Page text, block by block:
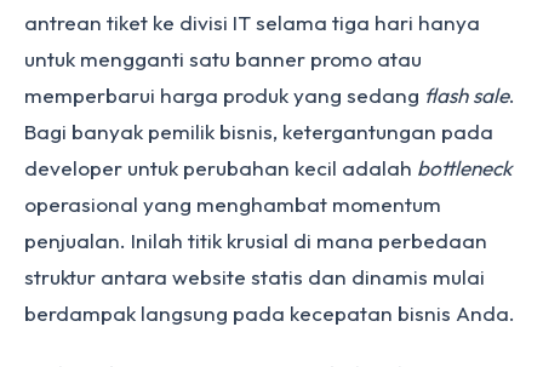
antrean tiket ke divisi IT selama tiga hari hanya
untuk mengganti satu banner promo atau
memperbarui harga produk yang sedang flash sale.
Bagi banyak pemilik bisnis, ketergantungan pada
developer untuk perubahan kecil adalah bottleneck
operasional yang menghambat momentum
penjualan. Inilah titik krusial di mana perbedaan
struktur antara website statis dan dinamis mulai
berdampak langsung pada kecepatan bisnis Anda.